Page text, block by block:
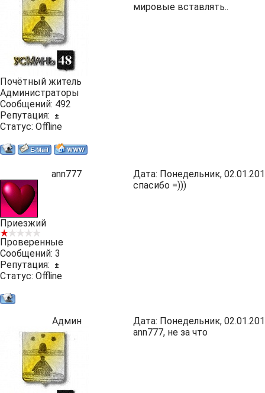
Почётный житель
Администраторы
Сообщений: 492
Репутация:
±
Статус: Offline
мировые вставлять..
ann777 Дата: Понедельник,
Приезжий
Проверенные
Сообщений: 3
Репутация:
±
Статус: Offline
спасибо =)))
Админ Дата: Понедельник,
ann777, не за что